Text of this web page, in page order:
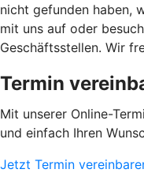
nicht gefunden haben,
mit uns auf oder
Geschäftsstellen. Wir
Termin
Mit unserer Online-
und einfach Ihren
Jetzt Termin